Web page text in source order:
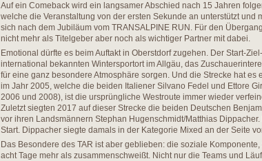
Auf ein Comeback wird ein langsamer Abschied nach 15 Jahren
welche die Veranstaltung von der ersten Sekunde an unterstützt und
sich nach dem Jubiläum vom TRANSALPINE RUN. Für den
nicht mehr als Titelgeber aber noch als wichtiger Partner mit dabei.
Emotional dürfte es beim Auftakt in Oberstdorf zugehen. Der Start-
international bekannten Wintersportort im Allgäu, das
für eine ganz besondere Atmosphäre sorgen. Und die Strecke hat es
im Jahr 2005, welche die beiden Italiener Silvano Fedel und Ettore
2006 und 2008), ist die ursprüngliche Westroute immer wieder
Zuletzt siegten 2017 auf dieser Strecke die beiden Deutschen
vor ihren Landsmännern Stephan Hugenschmidt/Matthias
Start. Dippacher siegte damals in der Kategorie Mixed an der Seite
Das Besondere des TAR ist aber geblieben: die soziale
acht Tage mehr als zusammenschweißt. Nicht nur die Teams und